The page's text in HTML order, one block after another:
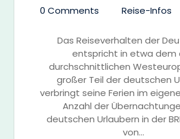
0 Comments
Reise-Infos
Das Reiseverhalten der
entspricht in etwa dem
durchschnittlichen
großer Teil der deutschen
verbringt seine Ferien im
Anzahl der
deutschen Urlaubern in der
von…